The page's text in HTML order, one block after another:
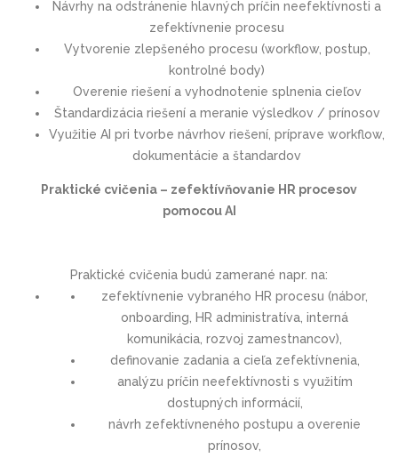
Návrhy na odstránenie hlavných príčin neefektívnosti a
zefektívnenie procesu
Vytvorenie zlepšeného procesu (workflow, postup,
kontrolné body)
Overenie riešení a vyhodnotenie splnenia cieľov
Štandardizácia riešení a meranie výsledkov / prínosov
Využitie AI pri tvorbe návrhov riešení, príprave workflow,
dokumentácie a štandardov
Praktické cvičenia – zefektívňovanie HR procesov
pomocou AI
Praktické cvičenia budú zamerané napr. na:
zefektívnenie vybraného HR procesu (nábor,
onboarding, HR administratíva, interná
komunikácia, rozvoj zamestnancov),
definovanie zadania a cieľa zefektívnenia,
analýzu príčin neefektívnosti s využitím
dostupných informácií,
návrh zefektívneného postupu a overenie
prínosov,